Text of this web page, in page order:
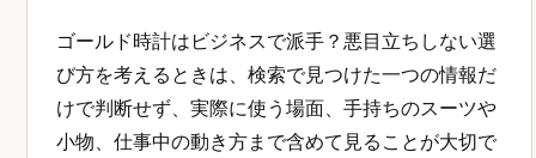
ゴールド時計はビジネスで派手？悪目立ちしない選
び方を考えるときは、検索で見つけた一つの情報だ
けで判断せず、実際に使う場面、手持ちのスーツや
小物、仕事中の動き方まで含めて見ることが大切で